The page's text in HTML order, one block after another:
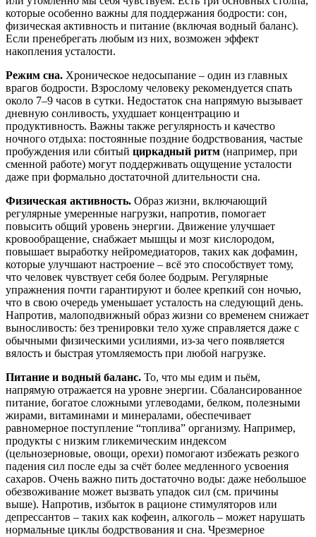
которые особенно важны для поддержания бодрости: сон,
физическая активность и питание (включая водный баланс).
Если пренебрегать любым из них, возможен эффект
накопления усталости.
Режим сна. Хроническое недосыпание – один из главных
врагов бодрости. Взрослому человеку рекомендуется спать
около 7–9 часов в сутки. Недостаток сна напрямую вызывает
дневную сонливость, ухудшает концентрацию и
продуктивность. Важны также регулярность и качество
ночного отдыха: постоянные поздние бодрствования, частые
пробуждения или сбитый циркадный ритм (например, при
сменной работе) могут поддерживать ощущение усталости
даже при формально достаточной длительности сна.
Физическая активность. Образ жизни, включающий
регулярные умеренные нагрузки, напротив, помогает
повысить общий уровень энергии. Движение улучшает
кровообращение, снабжает мышцы и мозг кислородом,
повышает выработку нейромедиаторов, таких как дофамин,
которые улучшают настроение – всё это способствует тому,
что человек чувствует себя более бодрым. Регулярные
упражнения почти гарантируют и более крепкий сон ночью,
что в свою очередь уменьшает усталость на следующий день.
Напротив, малоподвижный образ жизни со временем снижает
выносливость: без тренировки тело хуже справляется даже с
обычными физическими усилиями, из-за чего появляется
вялость и быстрая утомляемость при любой нагрузке.
Питание и водный баланс. То, что мы едим и пьём,
напрямую отражается на уровне энергии. Сбалансированное
питание, богатое сложными углеводами, белком, полезными
жирами, витаминами и минералами, обеспечивает
равномерное поступление “топлива” организму. Например,
продукты с низким гликемическим индексом
(цельнозерновые, овощи, орехи) помогают избежать резкого
падения сил после еды за счёт более медленного усвоения
сахаров. Очень важно пить достаточно воды: даже небольшое
обезвоживание может вызвать упадок сил (см. причины
выше). Напротив, избыток в рационе стимуляторов или
депрессантов – таких как кофеин, алкоголь – может нарушать
нормальные циклы бодрствования и сна. Чрезмерное